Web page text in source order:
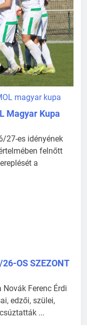
magyar kupa
Magyar Kupa
27-es idényének
felnőtt
a
OS SZEZONT
Ferenc Érdi
edzői, szülei,
...